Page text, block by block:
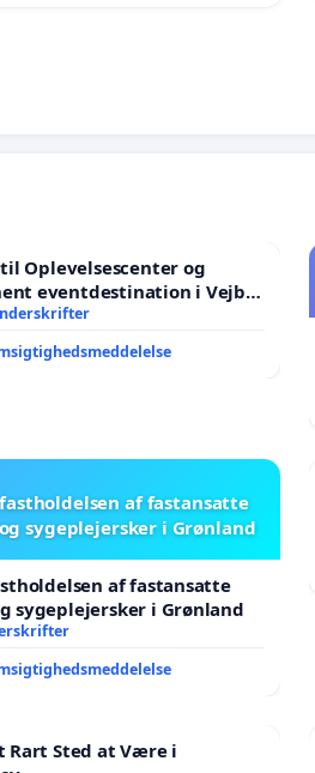
Oplevelsescenter og
eventdestination i Vejby
til et levende lokalområde i
af fastansatte
sygeplejersker i Grønland
af fastansatte
sygeplejersker i Grønland
Rart Sted at Være i